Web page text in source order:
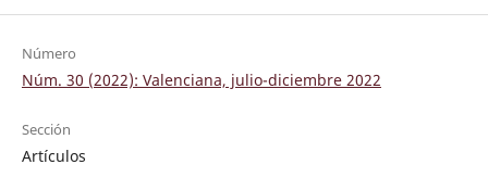
Número
Núm. 30 (2022): Valenciana, julio-diciembre 2022
Sección
Artículos